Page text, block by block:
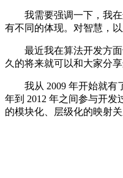
我需要强调一下，我在
有不同的体现。对智慧，
最近我在算法开发方面
久的将来就可以和大家分享
我从 2009 年开始就有了
年到 2012 年之间参与开
的模块化、层级化的映射